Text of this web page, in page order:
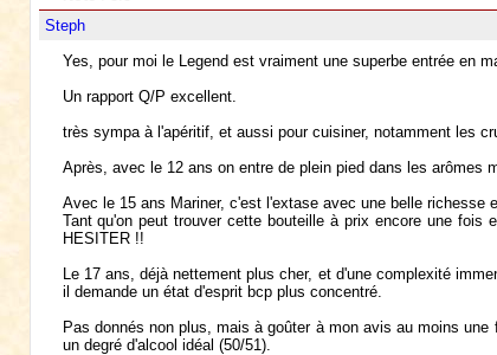
Steph
Yes, pour moi le Legend est vraiment une superbe entrée en
Un rapport Q/P excellent.
très sympa à l'apéritif, et aussi pour cuisiner, notamment les
Après, avec le 12 ans on entre de plein pied dans les arômes
Avec le 15 ans Mariner, c'est l'extase avec une belle
Tant qu'on peut trouver cette bouteille à prix encore une
HESITER !!
Le 17 ans, déjà nettement plus cher, et d'une complexité
il demande un état d'esprit bcp plus concentré.
Pas donnés non plus, mais à goûter à mon avis au moins
un degré d'alcool idéal (50/51).